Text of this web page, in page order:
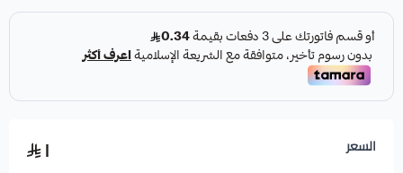
السعر ١